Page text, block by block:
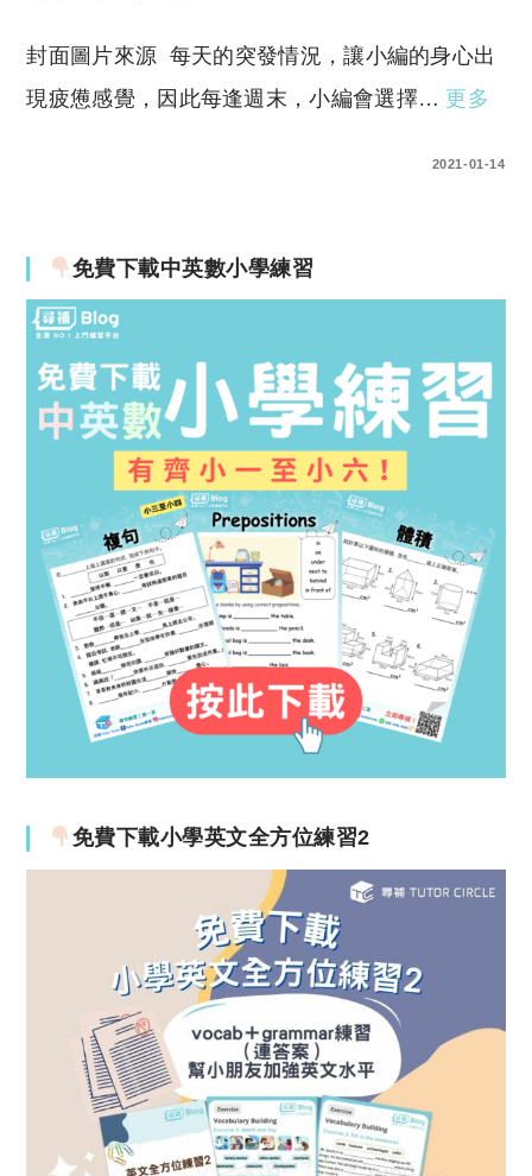
封面圖片來源 每天的突發情況，讓小編的身心出
現疲憊感覺，因此每逢週末，小編會選擇… 更多
2021-01-14
免費下載中英數小學練習
免費下載小學英文全方位練習2